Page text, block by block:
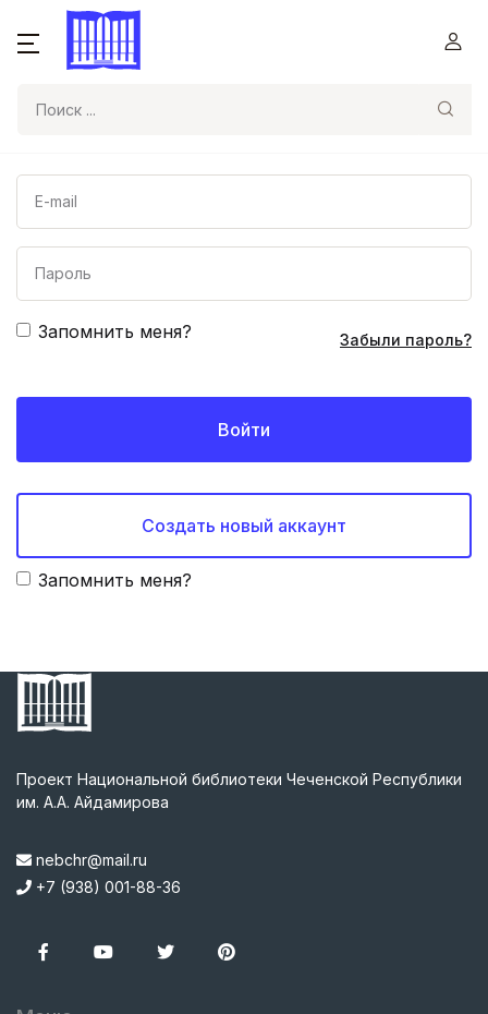
Запомнить меня? Забыли пароль?
Войти
Создать новый аккаунт
Запомнить меня?
Проект Национальной библиотеки Чеченской Республики
им. А.А. Айдамирова
nebchr@mail.ru
+7 (938) 001-88-36